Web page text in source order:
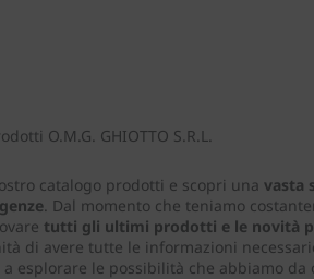
O.M.G. GHIOTTO S.R.L.
catalogo prodotti e scopri una vasta
. Dal momento che teniamo
tutti gli ultimi prodotti e le novità
di avere tutte le informazioni
esplorare le possibilità che abbiamo